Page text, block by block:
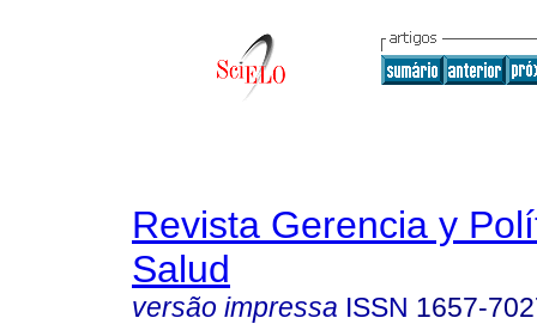
Revista Gerencia y
Salud
versão impressa ISSN 1657-